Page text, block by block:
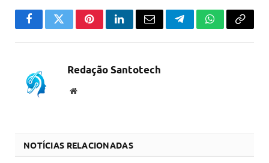
FacebookTwitterPinterestLinkedInEmail TelegramWhatsApp
Copiar
Redação Santotech
Website
NOTÍCIAS RELACIONADAS